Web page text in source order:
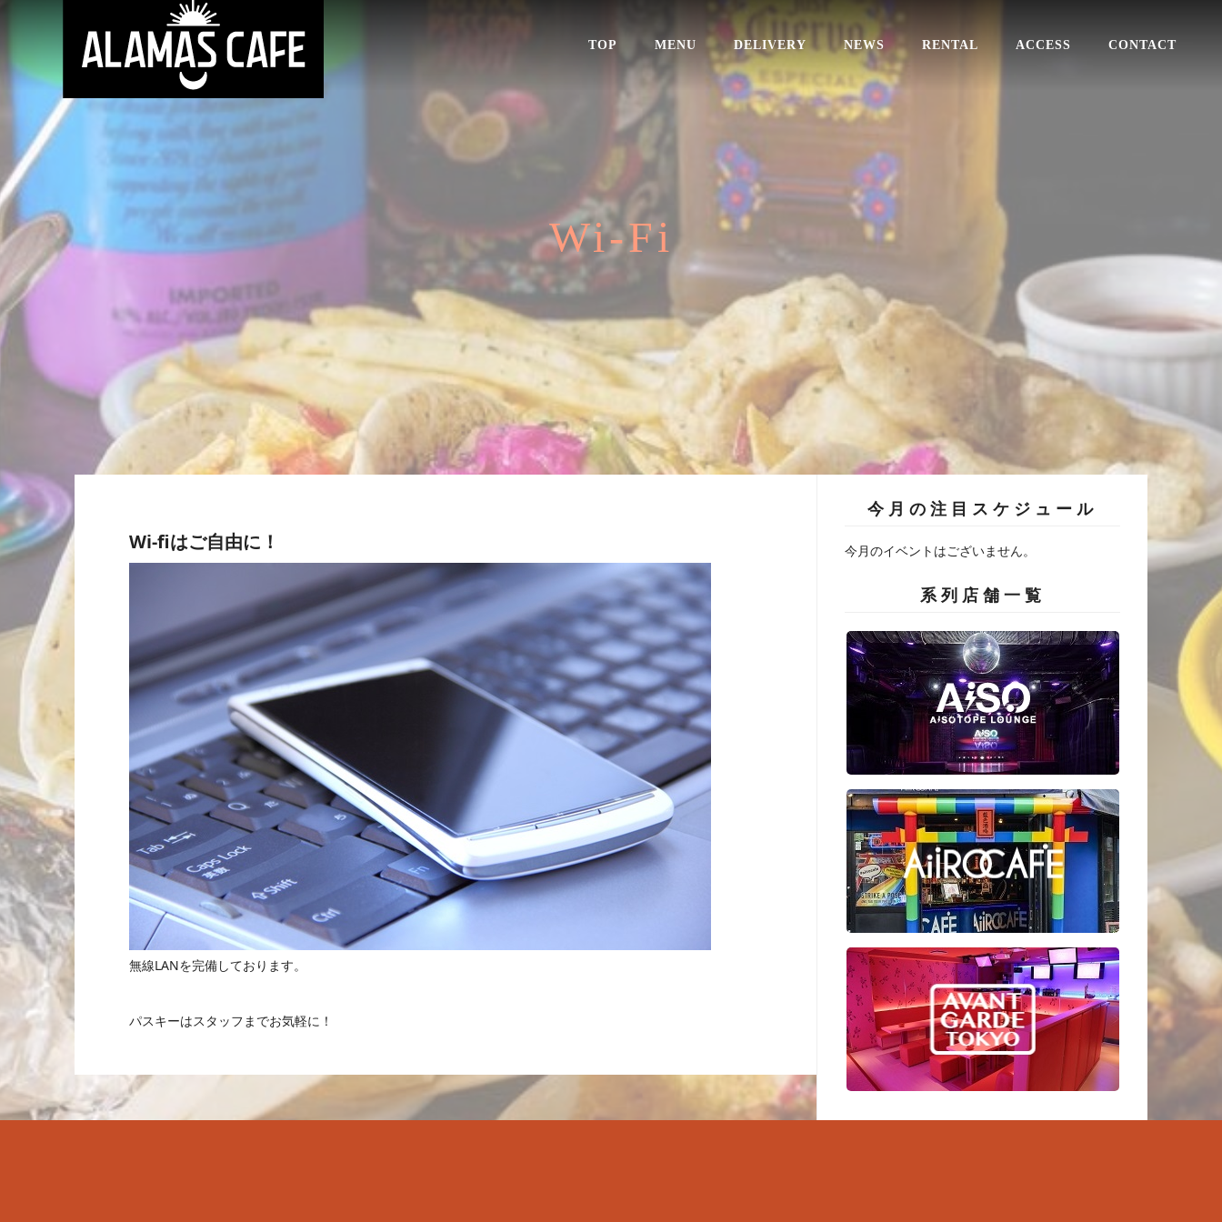
TOP MENU DELIVERY NEWS RENTAL ACCESS CONTACT
Wi-Fi
Wi-fiはご自由に！
無線LANを完備しております。
パスキーはスタッフまでお気軽に！
今月の注目スケジュール
今月のイベントはございません。
系列店舗一覧